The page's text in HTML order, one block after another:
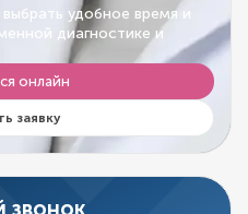
удобное время и
диагностике и
онлайн
заявку